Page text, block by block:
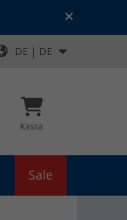
dein Abenteuer!
DE | DE
Kassa
Sale